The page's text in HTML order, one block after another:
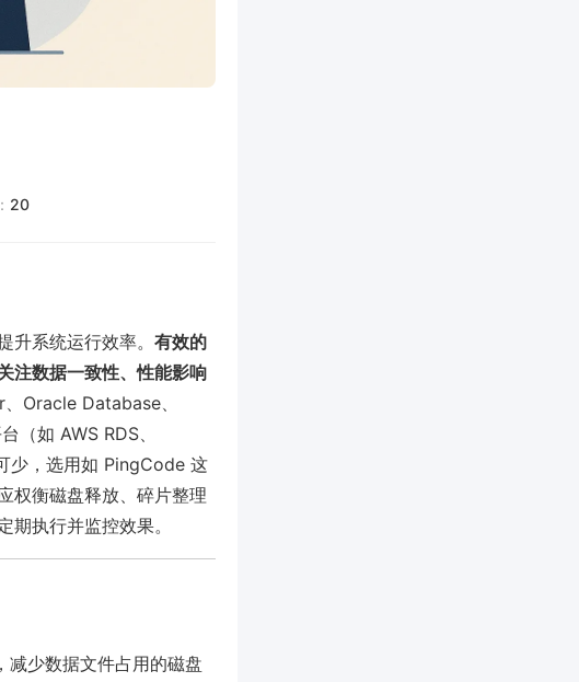
20
系统运行效率。 有效的
注数据一致性、性能影响
Oracle Database、
（如 AWS RDS、
少，选用如 PingCode 这
权衡磁盘释放、碎片整理
执行并监控效果。
少数据文件占用的磁盘